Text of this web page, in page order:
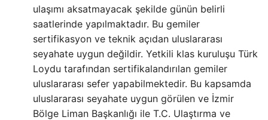
ulaşımı aksatmayacak şekilde günün belirli
saatlerinde yapılmaktadır. Bu gemiler
sertifikasyon ve teknik açıdan uluslararası
seyahate uygun değildir. Yetkili klas kuruluşu Türk
Loydu tarafından sertifikalandırılan gemiler
uluslararası sefer yapabilmektedir. Bu kapsamda
uluslararası seyahate uygun görülen ve İzmir
Bölge Liman Başkanlığı ile T.C. Ulaştırma ve